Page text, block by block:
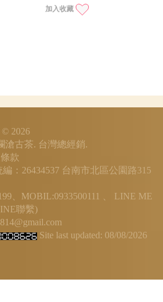
加入收藏
2026
滄古茶. 台灣總經銷.
款
：26434537 台南市北區公園路315
、MOBIL:0933500111 、 LINE ME
聯繫)
Site last updated: 08/08/2026